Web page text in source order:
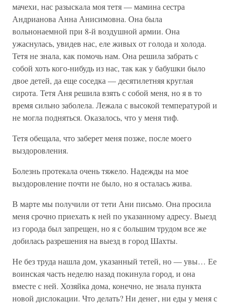
мачехи, нас разыскала моя тетя — мамина сестра
Андрианова Анна Анисимовна. Она была
вольнонаемной при 8-й воздушной армии. Она
ужаснулась, увидев нас, еле живых от голода и холода.
Тетя не знала, как помочь нам. Она решила забрать с
собой хоть кого-нибудь из нас, так как у бабушки было
двое детей, да еще соседка — десятилетняя круглая
сирота. Тетя Аня решила взять с собой меня, но я в то
время сильно заболела. Лежала с высокой температурой и
не могла подняться. Оказалось, что у меня тиф.
Тетя обещала, что заберет меня позже, после моего
выздоровления.
Болезнь протекала очень тяжело. Надежды на мое
выздоровление почти не было, но я осталась жива.
В марте мы получили от тети Ани письмо. Она просила
меня срочно приехать к ней по указанному адресу. Выезд
из города был запрещен, но я с большим трудом все же
добилась разрешения на выезд в город Шахты.
Не без труда нашла дом, указанный тетей, но — увы… Ее
воинская часть неделю назад покинула город, и она
вместе с ней. Хозяйка дома, конечно, не знала пункта
новой дислокации. Что делать? Ни денег, ни еды у меня с